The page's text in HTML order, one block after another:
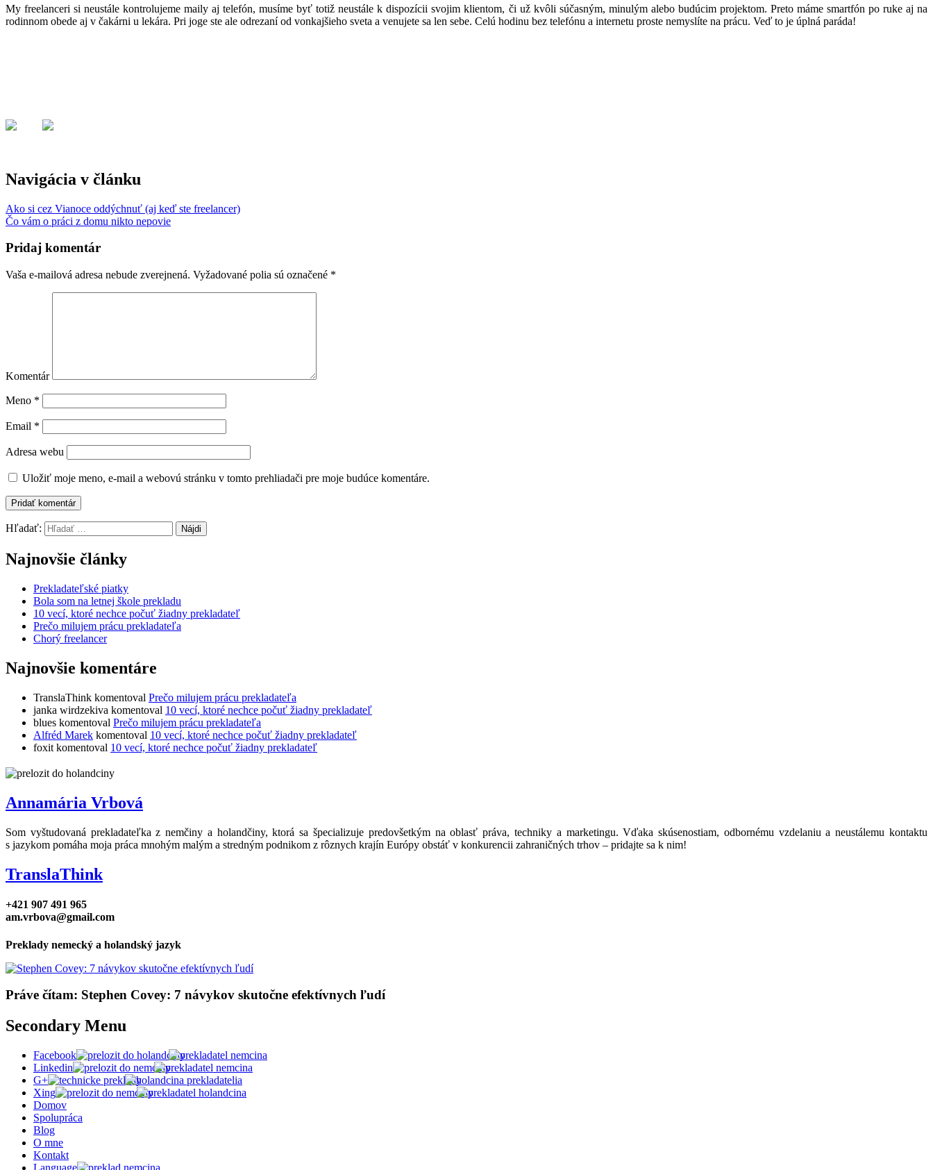
My freelanceri si neustále kontrolujeme maily aj telefón, musíme byť totiž neustále k dispozícii svojim klientom, či už kvôli súčasným, minulým alebo budúcim projektom. Preto máme smartfón po ruke aj na
rodinnom obede aj v čakárni u lekára. Pri joge ste ale odrezaní od vonkajšieho sveta a venujete sa len sebe. Celú hodinu bez telefónu a internetu proste nemyslíte na prácu. Veď to je úplná paráda!
Navigácia v článku
Ako si cez Vianoce oddýchnuť (aj keď ste freelancer)
Čo vám o práci z domu nikto nepovie
Pridaj komentár
Vaša e-mailová adresa nebude zverejnená. Vyžadované polia sú označené *
Komentár
Meno *
Email *
Adresa webu
Uložiť moje meno, e-mail a webovú stránku v tomto prehliadači pre moje budúce komentáre.
Hľadať:
Najnovšie články
Prekladateľské piatky
Bola som na letnej škole prekladu
10 vecí, ktoré nechce počuť žiadny prekladateľ
Prečo milujem prácu prekladateľa
Chorý freelancer
Najnovšie komentáre
TranslaThink komentoval Prečo milujem prácu prekladateľa
janka wirdzekiva komentoval 10 vecí, ktoré nechce počuť žiadny prekladateľ
blues komentoval Prečo milujem prácu prekladateľa
Alfréd Marek komentoval 10 vecí, ktoré nechce počuť žiadny prekladateľ
foxit komentoval 10 vecí, ktoré nechce počuť žiadny prekladateľ
Annamária Vrbová
Som vyštudovaná prekladateľka z nemčiny a holandčiny, ktorá sa špecializuje predovšetkým na oblasť práva, techniky a marketingu. Vďaka skúsenostiam, odbornému vzdelaniu a neustálemu kontaktu
s jazykom pomáha moja práca mnohým malým a stredným podnikom z rôznych krajín Európy obstáť v konkurencii zahraničných trhov – pridajte sa k nim!
TranslaThink
+421 907 491 965
am.vrbova@gmail.com
Preklady nemecký a holandský jazyk
Práve čítam: Stephen Covey: 7 návykov skutočne efektívnych ľudí
Secondary Menu
Facebook
Linkedin
G+
Xing
Domov
Spolupráca
Blog
O mne
Kontakt